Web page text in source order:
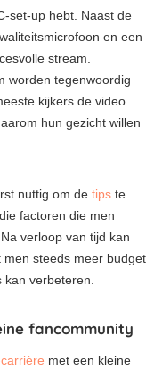
set-up hebt. Naast de
en een
stream.
worden tegenwoordig
kijkers de video
hun gezicht willen
nuttig om de tips te
factoren die men
verloop van tijd kan
steeds meer budget
verbeteren.
fancommunity
met een kleine